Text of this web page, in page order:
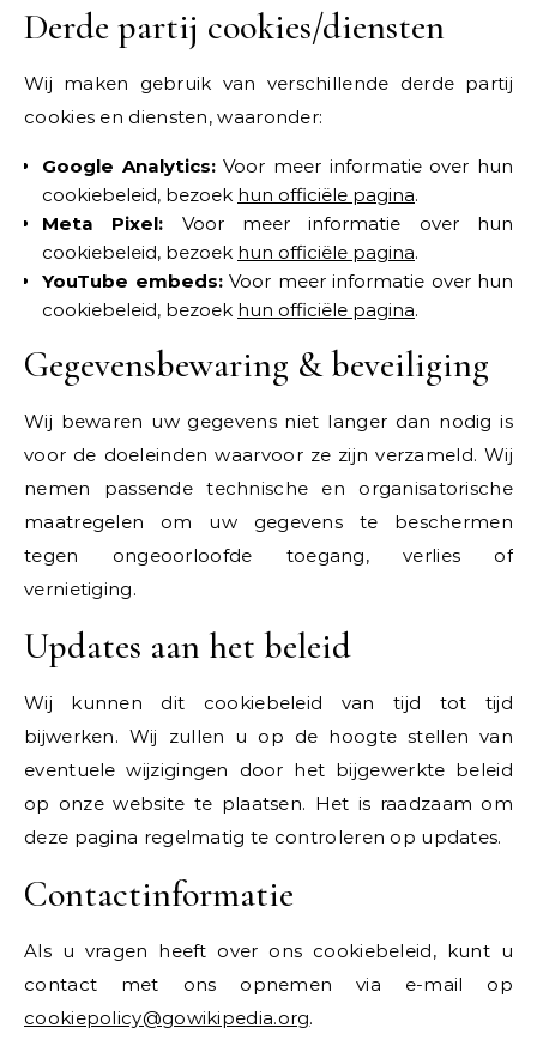
Derde partij cookies/diensten
Wij maken gebruik van verschillende derde partij
cookies en diensten, waaronder:
Google Analytics:Voor meer informatie over hun
cookiebeleid, bezoek hun officiële pagina.
Meta Pixel: Voor meer informatie over hun
cookiebeleid, bezoek hun officiële pagina.
YouTube embeds:Voor meer informatie over hun
cookiebeleid, bezoek hun officiële pagina.
Gegevensbewaring & beveiliging
Wij bewaren uw gegevens niet langer dan nodig is
voor de doeleinden waarvoor ze zijn verzameld. Wij
nemen passende technische en organisatorische
maatregelen om uw gegevens te beschermen
tegen ongeoorloofde toegang, verlies of
vernietiging.
Updates aan het beleid
Wij kunnen dit cookiebeleid van tijd tot tijd
bijwerken. Wij zullen u op de hoogte stellen van
eventuele wijzigingen door het bijgewerkte beleid
op onze website te plaatsen. Het is raadzaam om
deze pagina regelmatig te controleren op updates.
Contactinformatie
Als u vragen heeft over ons cookiebeleid, kunt u
contact met ons opnemen via e-mail op
cookiepolicy@gowikipedia.org.